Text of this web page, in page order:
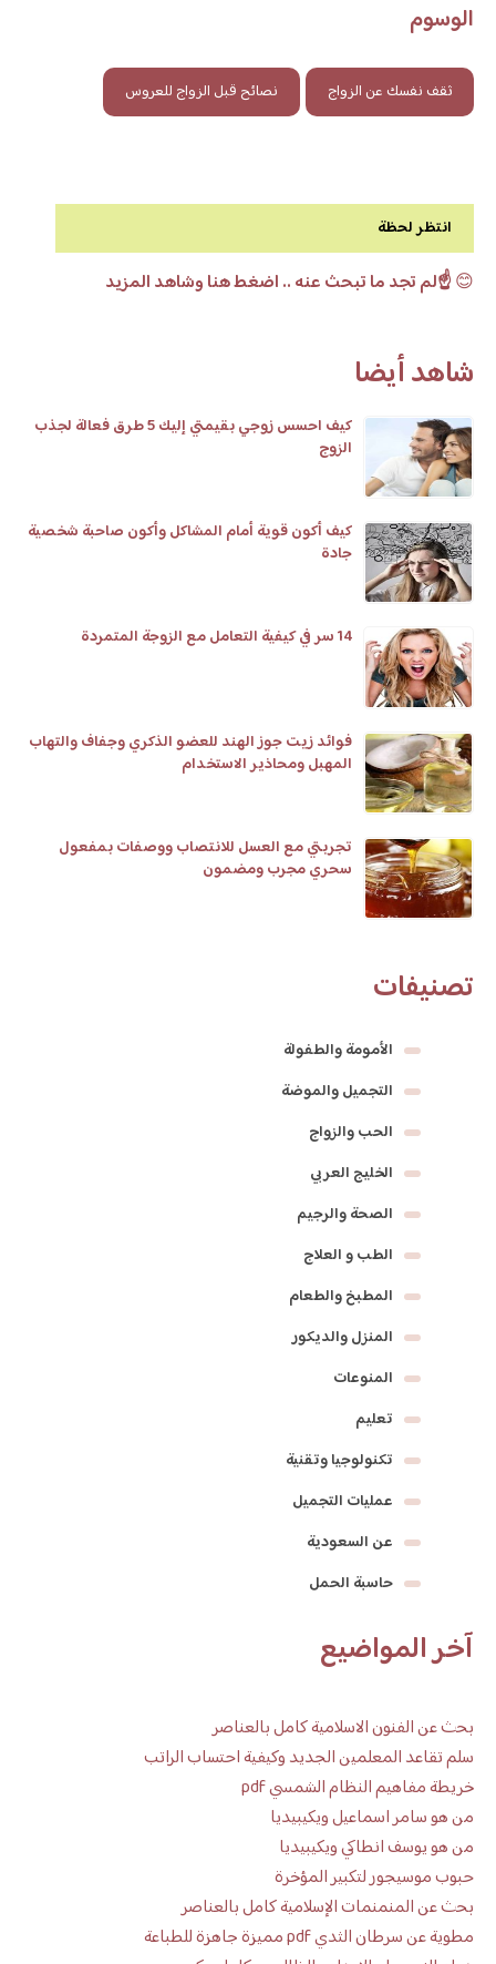
الوسوم
ثقف نفسك عن الزواج نصائح قبل الزواج للعروس
انتظر لحظة
😊☝️لم تجد ما تبحث عنه .. اضغط هنا وشاهد المزيد
شاهد أيضا
كيف احسس زوجي بقيمتي إليك 5 طرق فعالة لجذب
الزوج
كيف أكون قوية أمام المشاكل وأكون صاحبة شخصية
جادة
14 سر في كيفية التعامل مع الزوجة المتمردة
فوائد زيت جوز الهند للعضو الذكري وجفاف والتهاب
المهبل ومحاذير الاستخدام
تجربتي مع العسل للانتصاب ووصفات بمفعول
سحري مجرب ومضمون
تصنيفات
الأمومة والطفولة
التجميل والموضة
الحب والزواج
الخليج العربي
الصحة والرجيم
الطب و العلاج
المطبخ والطعام
المنزل والديكور
المنوعات
تعليم
تكنولوجيا وتقنية
عمليات التجميل
عن السعودية
حاسبة الحمل
آخر المواضيع
بحث عن الفنون الاسلامية كامل بالعناصر
سلم تقاعد المعلمين الجديد وكيفية احتساب الراتب
خريطة مفاهيم النظام الشمسي pdf
من هو سامر اسماعيل ويكيبيديا
من هو يوسف انطاكي ويكيبيديا
حبوب موسيجور لتكبير المؤخرة
بحث عن المنمنمات الإسلامية كامل بالعناصر
مطوية عن سرطان الثدي pdf مميزة جاهزة للطباعة